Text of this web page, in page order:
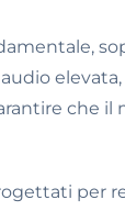
che il
per